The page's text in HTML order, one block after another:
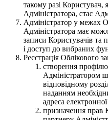
такому разі Користувач,
Адміністратора, стає
Адміністратор у межах
Адміністратора має
записи Користувачів та
і доступ до вибраних
Реєстрація Облікового
створення
Адміністратором
відповідному
наданням
адреса
призначення прав